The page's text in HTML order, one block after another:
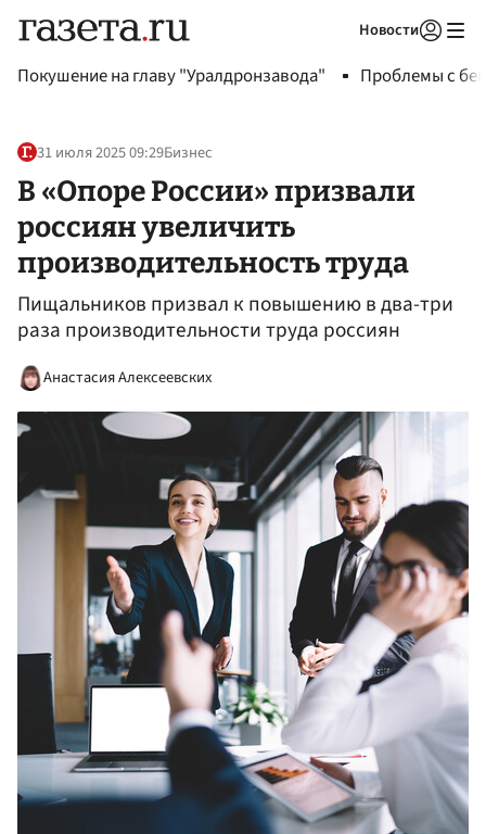
Новости
Покушение на главу "Уралдронзавода" Проблемы с
31 июля 2025 09:29Бизнес
В «Опоре России» призвали
россиян увеличить
производительность труда
Пищальников призвал к повышению в два-три
раза производительности труда россиян
Анастасия Алексеевских